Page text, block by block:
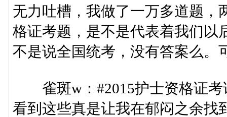
无力吐槽，我做了一万多道题，
格证考题，是不是代表着我们以
不是说全国统考，没有答案么。
雀斑w：#2015护士资格证考
看到这些真是让我在郁闷之余找